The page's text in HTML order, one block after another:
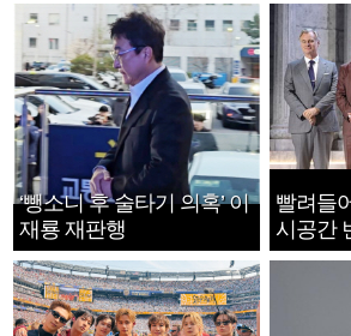
‘뺑소니 후 술타기 의혹’ 이
재룡 재판행
빨려들
시공간
지는 ‘전